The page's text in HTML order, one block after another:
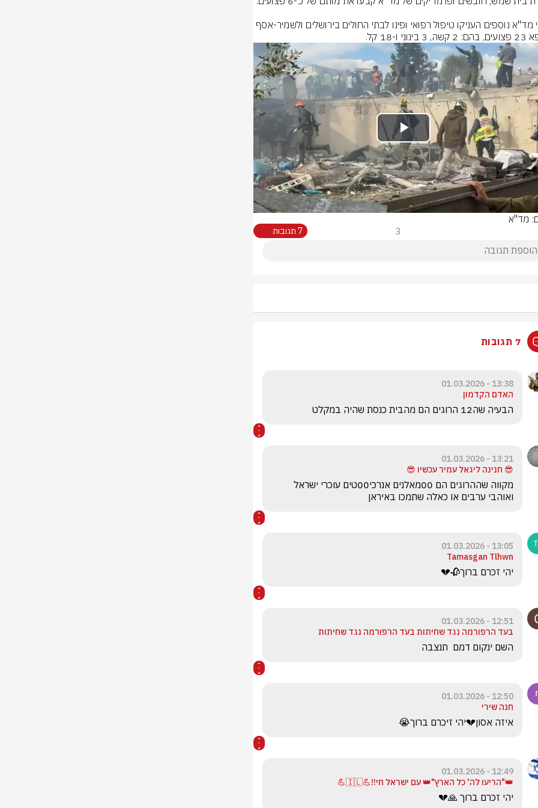
ו-18 קל.
Play
Video
מד"א
3 7 תגובות
7 תגובות
13:38 - 01.03.2026
האדם הקדמון
הבעיה שה12 הרוגים הם מהבית כנסת שהיה במקלט
13:21 - 01.03.2026
😎 חנינה ליגאל עמיר עכשיו 😎
ואוהבי ערבים או כאלה שתמכו באיראן
13:05 - 01.03.2026
Tamasgan Tlhwn
יהי זכרם ברוך🥀💔
12:51 - 01.03.2026
בעד הרפורמה נגד שחיתות בעד הרפורמה נגד שחיתות
השם ינקום דמם  תנצבה
12:50 - 01.03.2026
חנה שירי
איזה אסון💔יהי זיכרם ברוך😭
12:49 - 01.03.2026
👑"הריעו לה' כל הארץ"👑 עם ישראל חי!!💪🇮🇱💪
יהי זכרם ברוך 🙏💔